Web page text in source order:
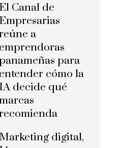
El Canal de
Empresarias
a
emprendoras
para
entender cómo la
IA decide qué
Marketing digital,